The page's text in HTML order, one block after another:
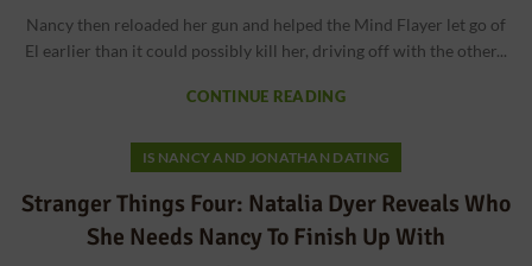
Nancy then reloaded her gun and helped the Mind Flayer let go of
El earlier than it could possibly kill her, driving off with the other...
CONTINUE READING
IS NANCY AND JONATHAN DATING
Stranger Things Four: Natalia Dyer Reveals Who
She Needs Nancy To Finish Up With